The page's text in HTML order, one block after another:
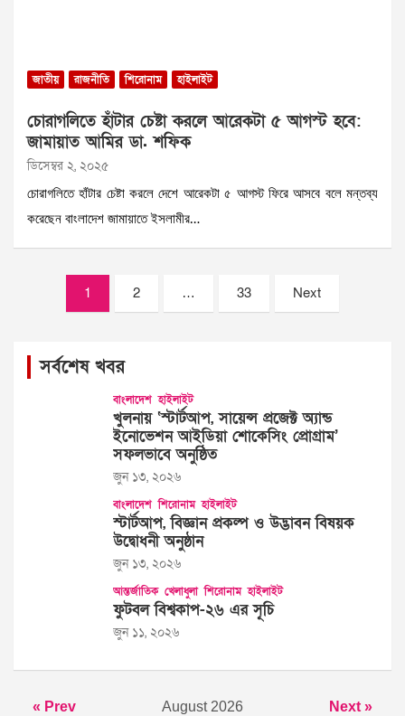
জাতীয় রাজনীতি শিরোনাম হাইলাইট
চোরাগলিতে হাঁটার চেষ্টা করলে আরেকটা ৫ আগস্ট হবে:
জামায়াত আমির ডা. শফিক
ডিসেম্বর ২, ২০২৫
চোরাগলিতে হাঁটার চেষ্টা করলে দেশে আরেকটা ৫ আগস্ট ফিরে আসবে বলে মন্তব্য
করেছেন বাংলাদেশ জামায়াতে ইসলামীর…
pagination
1 2 … 33 Next
সর্বশেষ খবর
বাংলাদেশ হাইলাইট
খুলনায় ‘স্টার্টআপ, সায়েন্স প্রজেক্ট অ্যান্ড
ইনোভেশন আইডিয়া শোকেসিং প্রোগ্রাম’
সফলভাবে অনুষ্ঠিত
জুন ১৩, ২০২৬
বাংলাদেশ শিরোনাম হাইলাইট
স্টার্টআপ, বিজ্ঞান প্রকল্প ও উদ্ভাবন বিষয়ক
উদ্বোধনী অনুষ্ঠান
জুন ১৩, ২০২৬
আন্তর্জাতিক খেলাধুলা শিরোনাম হাইলাইট
ফুটবল বিশ্বকাপ-২৬ এর সূচি
জুন ১১, ২০২৬
« Prev August 2026 Next »